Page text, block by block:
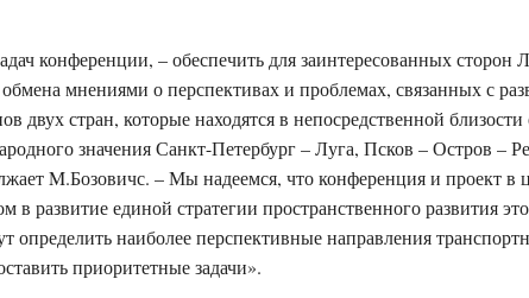
конференции, – обеспечить для заинтересованных сторон
мнениями о перспективах и проблемах, связанных с
двух стран, которые находятся в непосредственной близости
значения Санкт-Петербург – Луга, Псков – Остров –
M.Бозовичс. – Мы надеемся, что конференция и проект в
в развитие единой стратегии пространственного развития
определить наиболее перспективные направления
приоритетные задачи».